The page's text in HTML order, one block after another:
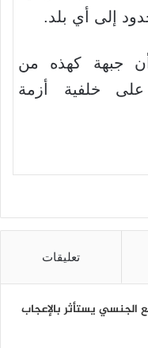
إلى أي بلد.
أن جبهة كهذه من
على خلفية أزمة
تعليقات
الجنسي يستأثر بالإعجاب